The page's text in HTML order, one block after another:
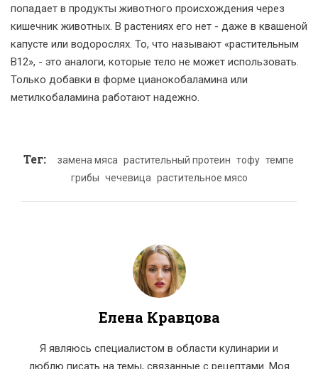
попадает в продукты животного происхождения через
кишечник животных. В растениях его нет - даже в квашеной
капусте или водорослях. То, что называют «растительным
B12», - это аналоги, которые тело не может использовать.
Только добавки в форме цианокобаламина или
метилкобаламина работают надежно.
Тег: замена мяса растительный протеин тофу темпе
грибы чечевица растительное мясо
Елена Кравцова
Я являюсь специалистом в области кулинарии и
люблю писать на темы, связанные с рецептами. Моя